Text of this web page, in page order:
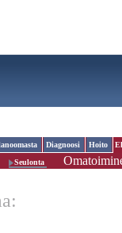
Diagnoosi Hoito
Seulonta